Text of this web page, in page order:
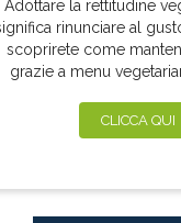
Adottare la rettitudine
rinunciare al
scoprirete come
grazie a menu
CLICCA QUI